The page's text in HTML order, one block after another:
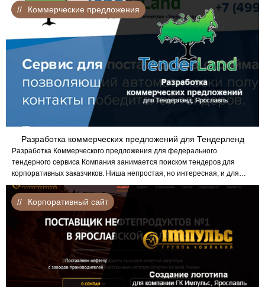
Разработка коммерческих предложений для Тендерленд
Разработка Коммерческого предложения для федерального
тендерного сервиса Компания занимается поиском тендеров для
корпоративных заказчиков. Ниша непростая, но интересная, и для…
Коммерческие предложения
Корпоративный сайт